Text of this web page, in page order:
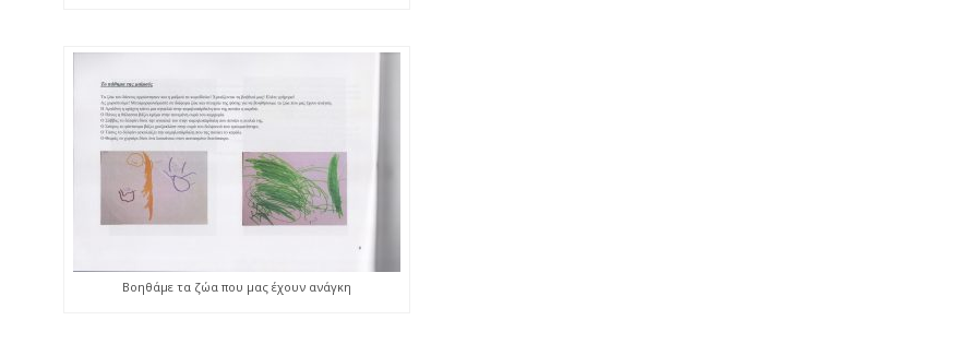
Βοηθάμε τα ζώα που μας έχουν ανάγκη